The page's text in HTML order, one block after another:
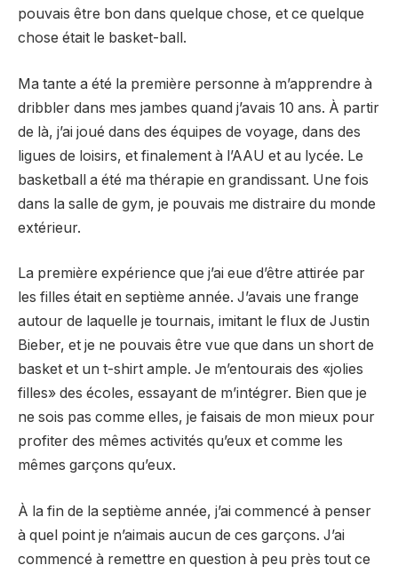
pouvais être bon dans quelque chose, et ce quelque
chose était le basket-ball.
Ma tante a été la première personne à m’apprendre à
dribbler dans mes jambes quand j’avais 10 ans. À partir
de là, j’ai joué dans des équipes de voyage, dans des
ligues de loisirs, et finalement à l’AAU et au lycée. Le
basketball a été ma thérapie en grandissant. Une fois
dans la salle de gym, je pouvais me distraire du monde
extérieur.
La première expérience que j’ai eue d’être attirée par
les filles était en septième année. J’avais une frange
autour de laquelle je tournais, imitant le flux de Justin
Bieber, et je ne pouvais être vue que dans un short de
basket et un t-shirt ample. Je m’entourais des «jolies
filles» des écoles, essayant de m’intégrer. Bien que je
ne sois pas comme elles, je faisais de mon mieux pour
profiter des mêmes activités qu’eux et comme les
mêmes garçons qu’eux.
À la fin de la septième année, j’ai commencé à penser
à quel point je n’aimais aucun de ces garçons. J’ai
commencé à remettre en question à peu près tout ce